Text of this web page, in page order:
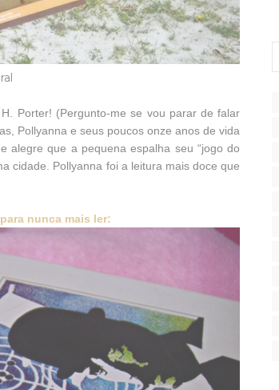
Porter! (Pergunto-me se vou parar de falar
Pollyanna e seus poucos onze anos de vida
alegre que a pequena espalha seu “jogo do
cidade. Pollyanna foi a leitura mais doce que
nunca mais ler: